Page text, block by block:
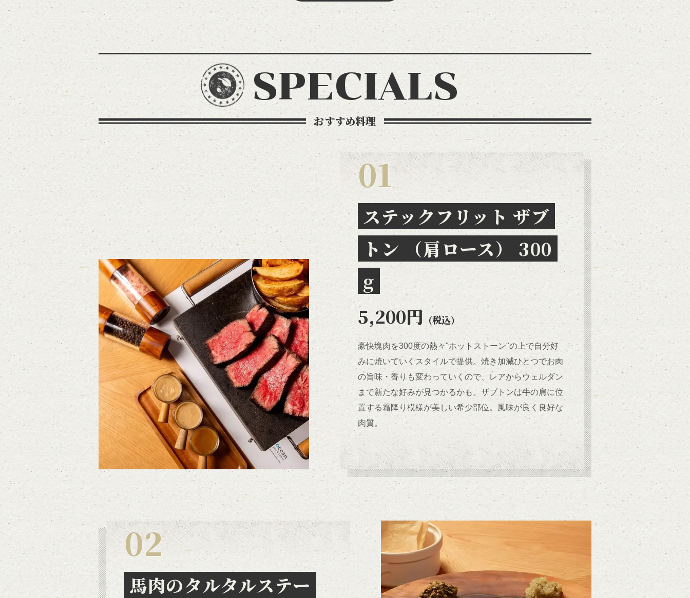
SPECIALS
おすすめ料理
ステックフリット ザブ
トン （肩ロース） 300
g
5,200円 (税込)
豪快塊肉を300度の熱々"ホットストーン"の上で自分好
みに焼いていくスタイルで提供。焼き加減ひとつでお肉
の旨味・香りも変わっていくので、レアからウェルダン
まで新たな好みが見つかるかも。ザブトンは牛の肩に位
置する霜降り模様が美しい希少部位。風味が良く良好な
肉質。
馬肉のタルタルステー